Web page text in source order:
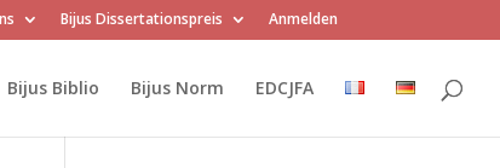
Bijus Dissertationspreis Anmelden
Bijus Biblio Bijus Norm EDCJFA